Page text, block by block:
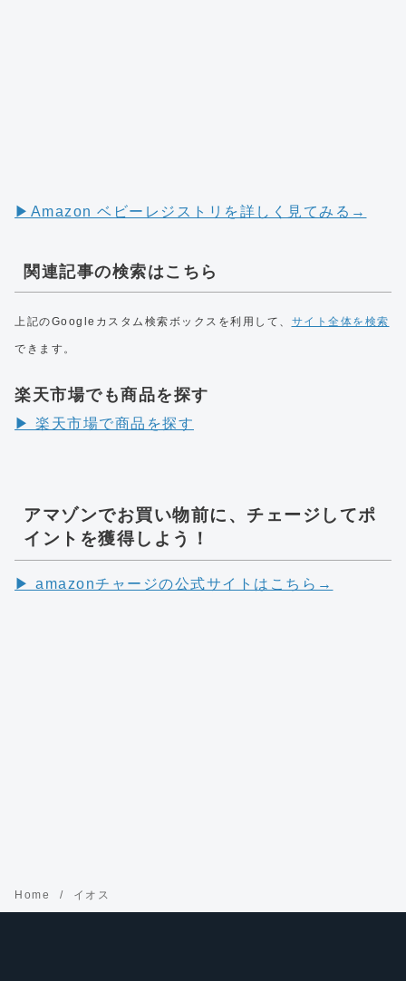
▶︎Amazon ベビーレジストリを詳しく見てみる→
関連記事の検索はこちら
上記のGoogleカスタム検索ボックスを利用して、 サイト全体を検索
できます。
楽天市場でも商品を探す
▶︎ 楽天市場で商品を探す
アマゾンでお買い物前に、チェージしてポ
イントを獲得しよう！
▶︎ amazonチャージの公式サイトはこちら→
Home イオス